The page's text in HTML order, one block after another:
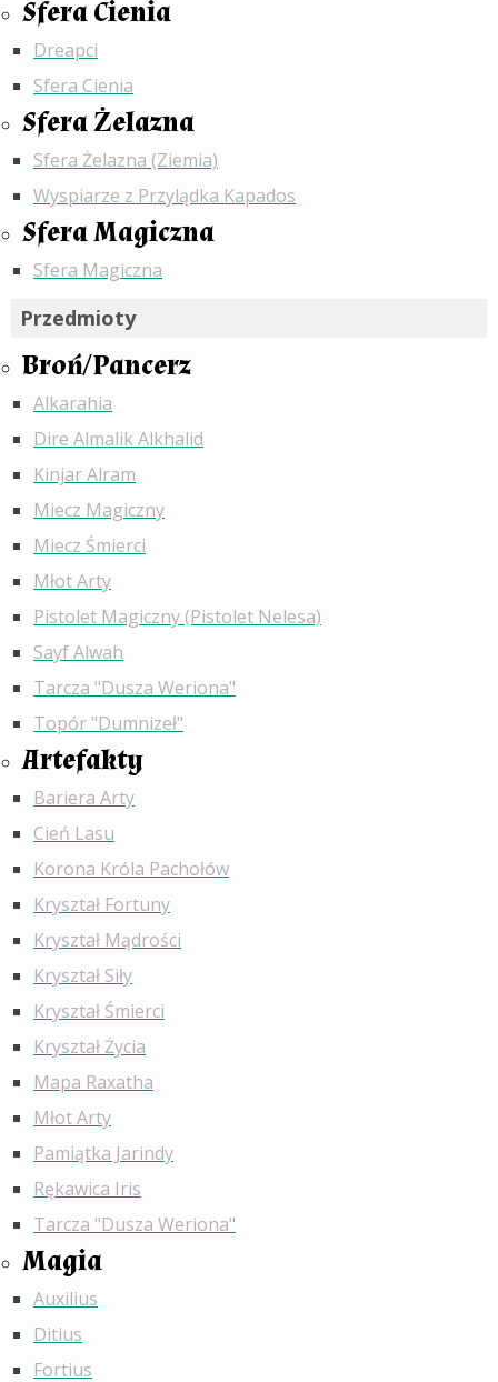
Sfera Cienia
Dreapci
Sfera Cienia
Sfera Żelazna
Sfera Żelazna (Ziemia)
Wyspiarze z Przylądka Kapados
Sfera Magiczna
Sfera Magiczna
Przedmioty
Broń/Pancerz
Alkarahia
Dire Almalik Alkhalid
Kinjar Alram
Miecz Magiczny
Miecz Śmierci
Młot Arty
Pistolet Magiczny (Pistolet Nelesa)
Sayf Alwah
Tarcza "Dusza Weriona"
Topór "Dumnizeł"
Artefakty
Bariera Arty
Cień Lasu
Korona Króla Pachołów
Kryształ Fortuny
Kryształ Mądrości
Kryształ Siły
Kryształ Śmierci
Kryształ Życia
Mapa Raxatha
Młot Arty
Pamiątka Jarindy
Rękawica Iris
Tarcza "Dusza Weriona"
Magia
Auxilius
Ditius
Fortius